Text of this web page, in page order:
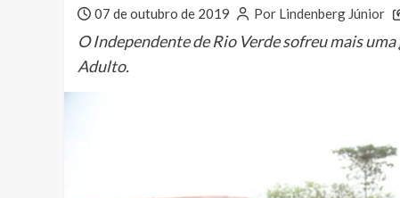
07 de outubro de 2019 Por Lindenberg Júnior
O Independente de Rio Verde sofreu mais
Adulto.